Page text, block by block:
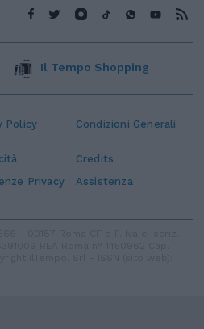
Policy Condizioni Generali
Credits
Privacy Assistenza
Il Tempo Shopping